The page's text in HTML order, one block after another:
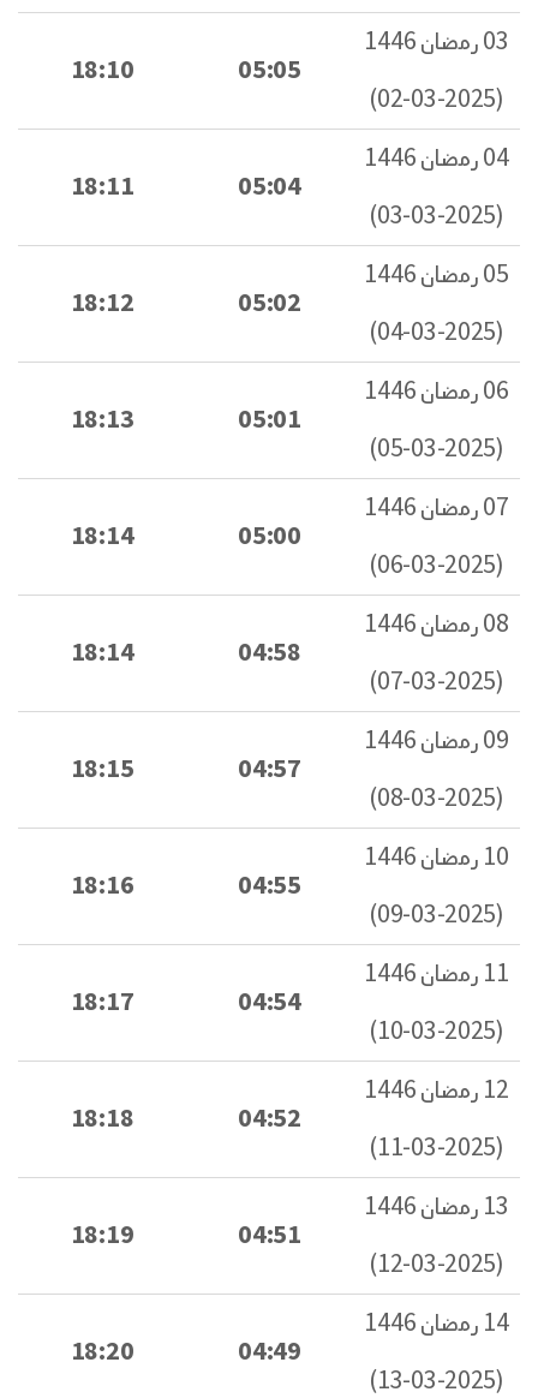
03 رمضان 1446
(2025-03-02)
05:05
18:10
04 رمضان 1446
(2025-03-03)
05:04
18:11
05 رمضان 1446
(2025-03-04)
05:02
18:12
06 رمضان 1446
(2025-03-05)
05:01
18:13
07 رمضان 1446
(2025-03-06)
05:00
18:14
08 رمضان 1446
(2025-03-07)
04:58
18:14
09 رمضان 1446
(2025-03-08)
04:57
18:15
10 رمضان 1446
(2025-03-09)
04:55
18:16
11 رمضان 1446
(2025-03-10)
04:54
18:17
12 رمضان 1446
(2025-03-11)
04:52
18:18
13 رمضان 1446
(2025-03-12)
04:51
18:19
14 رمضان 1446
(2025-03-13)
04:49
18:20